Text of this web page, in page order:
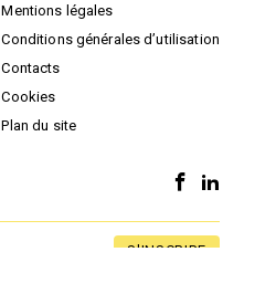
Mentions légales
Conditions générales d’utilisation
Contacts
Cookies
Plan du site
S'INSCRIRE